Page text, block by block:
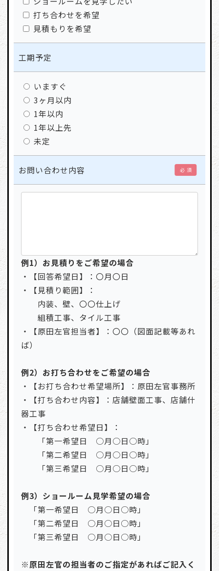
打ち合わせを希望
見積もりを希望
工期予定
いますぐ
3ヶ月以内
1年以内
1年以上先
未定
お問い合わせ内容 必 須
例1）お見積りをご希望の場合
・【回答希望日】：〇月〇日
・【見積り範囲】：
内装、壁、〇〇仕上げ
組積工事、タイル工事
・【原田左官担当者】：〇〇（図面記載等あれ
ば）
例2）お打ち合わせをご希望の場合
・【お打ち合わせ希望場所】：原田左官事務所
・【打ち合わせ内容】：店舗壁面工事、店舗什
器工事
・【打ち合わせ希望日】：
「第一希望日 ○月○日○時」
「第二希望日 ○月○日○時」
「第三希望日 ○月○日○時」
例3）ショールーム見学希望の場合
「第一希望日 ○月○日○時」
「第二希望日 ○月○日○時」
「第三希望日 ○月○日○時」
※原田左官の担当者のご指定があればご記入く